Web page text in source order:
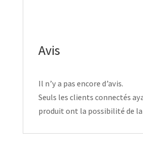
Avis
Il n’y a pas encore d’avis.
Seuls les clients connectés
produit ont la possibilité de